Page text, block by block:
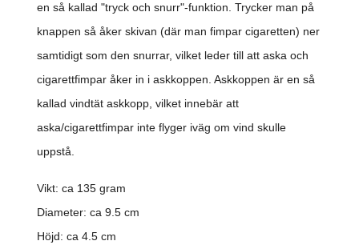
en så kallad "tryck och snurr"-funktion. Trycker man på
knappen så åker skivan (där man fimpar cigaretten) ner
samtidigt som den snurrar, vilket leder till att aska och
cigarettfimpar åker in i askkoppen. Askkoppen är en så
kallad vindtät askkopp, vilket innebär att
aska/cigarettfimpar inte flyger iväg om vind skulle
uppstå.
Vikt: ca 135 gram
Diameter: ca 9.5 cm
Höjd: ca 4.5 cm